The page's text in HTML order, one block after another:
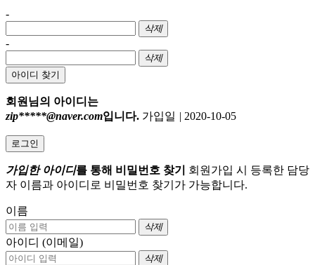
-
삭제
-
삭제
아이디 찾기
회원님의 아이디는
zip*****@naver.com입니다. 가입일 | 2020-10-05
로그인
가입한 아이디를 통해 비밀번호 찾기
회원가입 시 등록한 담당
자 이름과 아이디로 비밀번호 찾기가 가능합니다.
이름
삭제
아이디 (이메일)
삭제